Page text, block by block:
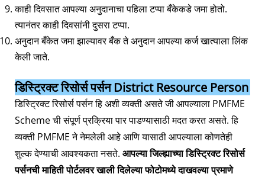
काही दिवसात आपल्या अनुदानाचा पहिला टप्पा बँकेकडे जमा होतो.
त्यानंतर काही दिवसांनी दुसरा टप्पा.
अनुदान बँकेत जमा झाल्यावर बँक ते अनुदान आपल्या कर्ज खात्याला लिंक
केली जाते.
डिस्ट्रिक्ट रिसोर्स पर्सन District Resource Person
डिस्ट्रिक्ट रिसोर्स पर्सन हि अशी व्यक्ती असते जी आपल्याला PMFME
Scheme ची संपूर्ण प्रक्रिया पार पाडण्यासाठी मदत करत असते. हि
व्यक्ती PMFME ने नेमलेली आहे आणि यासाठी आपल्याला कोणतेही
शुल्क देण्याची आवश्यकता नसते. आपल्या जिल्ह्याच्या डिस्ट्रिक्ट रिसोर्स
पर्सनची माहिती पोर्टलवर खाली दिलेल्या फोटोमध्ये दाखवल्या प्रमाणे